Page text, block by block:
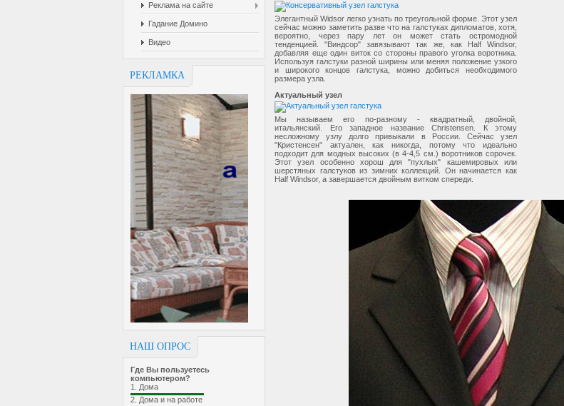
Реклама на сайте
Гадание Домино
Видео
РЕКЛАМКА
НАШ ОПРОС
Где Вы пользуетесь
компьютером?
1. Дома
2. Дома и на работе
Элегантный Widsor легко узнать по треугольной форме. Этот узел
сейчас можно заметить разве что на галстуках дипломатов, хотя,
вероятно, через пару лет он может стать остромодной
тенденцией. "Виндсор" завязывают так же, как Half Windsor,
добавляя еще один виток со стороны правого уголка воротника.
Используя галстуки разной ширины или меняя положение узкого
и широкого концов галстука, можно добиться необходимого
размера узла.
Актуальный узел
Мы называем его по-разному - квадратный, двойной,
итальянский. Его западное название Christensen. К этому
несложному узлу долго привыкали в России. Сейчас узел
"Кристенсен" актуален, как никогда, потому что идеально
подходит для модных высоких (в 4-4,5 см.) воротников сорочек.
Этот узел особенно хорош для "пухлых" кашемировых или
шерстяных галстуков из зимних коллекций. Он начинается как
Half Windsor, а завершается двойным витком спереди.